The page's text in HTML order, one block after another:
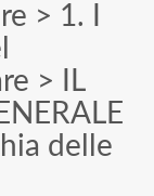
> 1. I
>
IL
delle